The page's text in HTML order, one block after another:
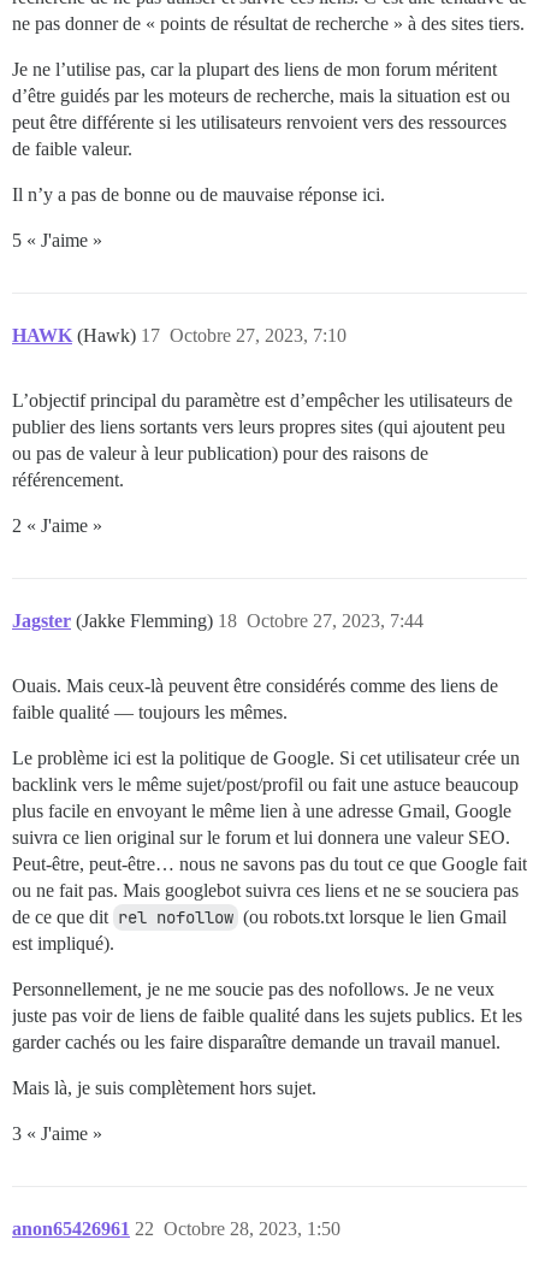
ne pas donner de « points de résultat de recherche » à des sites tiers.
Je ne l’utilise pas, car la plupart des liens de mon forum méritent
d’être guidés par les moteurs de recherche, mais la situation est ou
peut être différente si les utilisateurs renvoient vers des ressources
de faible valeur.
Il n’y a pas de bonne ou de mauvaise réponse ici.
5 « J'aime »
HAWK (Hawk) Octobre 27, 2023, 7:10
17
L’objectif principal du paramètre est d’empêcher les utilisateurs de
publier des liens sortants vers leurs propres sites (qui ajoutent peu
ou pas de valeur à leur publication) pour des raisons de
référencement.
2 « J'aime »
Jagster (Jakke Flemming) Octobre 27, 2023, 7:44
18
Ouais. Mais ceux-là peuvent être considérés comme des liens de
faible qualité — toujours les mêmes.
Le problème ici est la politique de Google. Si cet utilisateur crée un
backlink vers le même sujet/post/profil ou fait une astuce beaucoup
plus facile en envoyant le même lien à une adresse Gmail, Google
suivra ce lien original sur le forum et lui donnera une valeur SEO.
Peut-être, peut-être… nous ne savons pas du tout ce que Google fait
ou ne fait pas. Mais googlebot suivra ces liens et ne se souciera pas
de ce que dit rel nofollow (ou robots.txt lorsque le lien Gmail
est impliqué).
Personnellement, je ne me soucie pas des nofollows. Je ne veux
juste pas voir de liens de faible qualité dans les sujets publics. Et les
garder cachés ou les faire disparaître demande un travail manuel.
Mais là, je suis complètement hors sujet.
3 « J'aime »
anon65426961 Octobre 28, 2023, 1:50
22